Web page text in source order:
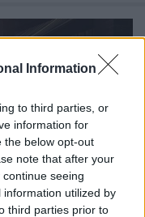
Information
to third parties, or
information for
the below opt-out
note that after your
seeing
utilized by
third parties prior to